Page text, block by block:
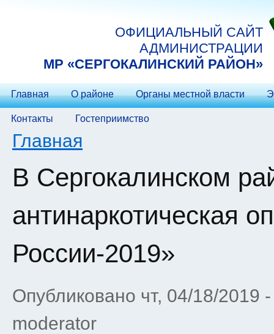
ОФИЦИАЛЬНЫЙ САЙТ
АДМИНИСТРАЦИИ
МP «СЕРГОКАЛИНСКИЙ РАЙОН»
Главная О районе Органы местной власти
Контакты Гостеприимство
Вы здесь
Главная
В Сергокалинском
антинаркотическая
России-2019»
Опубликовано чт, 04/18/2019
moderator